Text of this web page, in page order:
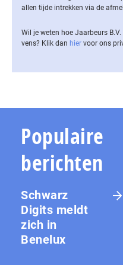
allen tijde intrekken via de
Wil je weten hoe Jaarbeurs
vens? Klik dan hier voor ons
Populaire
berichten
Schwarz
Digits meldt
zich in
Benelux